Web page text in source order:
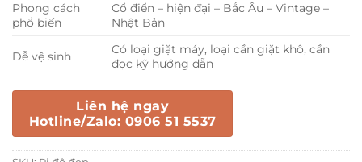
Phong cách
phổ biến
Cổ điển – hiện đại – Bắc Âu – Vintage –
Nhật Bản
Dễ vệ sinh
Có loại giặt máy, loại cần giặt khô, cần
đọc kỹ hướng dẫn
Liên hệ ngay
Hotline/Zalo: 0906 51 5537